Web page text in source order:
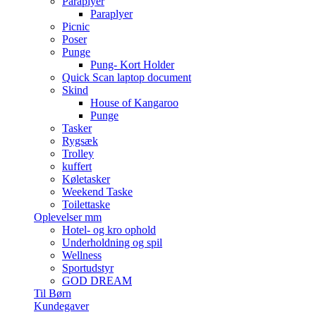
Paraplyer
Picnic
Poser
Punge
Pung- Kort Holder
Quick Scan laptop document
Skind
House of Kangaroo
Punge
Tasker
Rygsæk
Trolley
kuffert
Køletasker
Weekend Taske
Toilettaske
Oplevelser mm
Hotel- og kro ophold
Underholdning og spil
Wellness
Sportudstyr
GOD DREAM
Til Børn
Kundegaver